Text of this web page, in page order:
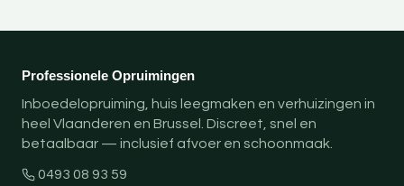
Professionele Opruimingen
Inboedelopruiming, huis leegmaken en verhuizingen in
heel Vlaanderen en Brussel. Discreet, snel en
betaalbaar — inclusief afvoer en schoonmaak.
0493 08 93 59